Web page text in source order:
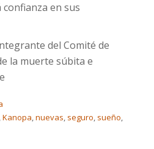
en sus
del Comité de
la muerte súbita e
,Kanopa,nuevas, seguro, sueño,